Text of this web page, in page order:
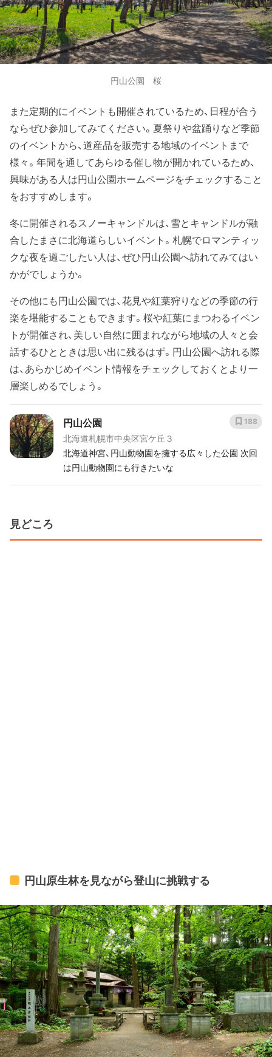
円山公園 桜
また定期的にイベントも開催されているため、日程が合う
ならぜひ参加してみてください。夏祭りや盆踊りなど季節
のイベントから、道産品を販売する地域のイベントまで
様々。年間を通してあらゆる催し物が開かれているため、
興味がある人は円山公園ホームページをチェックすること
をおすすめします。
冬に開催されるスノーキャンドルは、雪とキャンドルが融
合したまさに北海道らしいイベント。札幌でロマンティッ
クな夜を過ごしたい人は、ぜひ円山公園へ訪れてみてはい
かがでしょうか。
その他にも円山公園では、花見や紅葉狩りなどの季節の行
楽を堪能することもできます。桜や紅葉にまつわるイベン
トが開催され、美しい自然に囲まれながら地域の人々と会
話するひとときは思い出に残るはず。円山公園へ訪れる際
は、あらかじめイベント情報をチェックしておくとより一
層楽しめるでしょう。
円山公園
北海道札幌市中央区宮ケ丘３
北海道神宮、円山動物園を擁する広々した公園 次回
は円山動物園にも行きたいな
188
見どころ
円山原生林を見ながら登山に挑戦する